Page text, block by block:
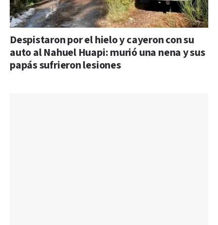
Despistaron por el hielo y cayeron con su
auto al Nahuel Huapi: murió una nena y sus
papás sufrieron lesiones